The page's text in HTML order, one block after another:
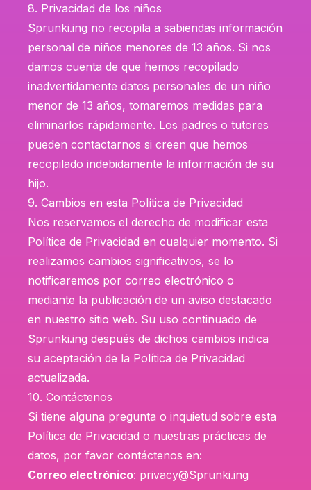
8. Privacidad de los niños
Sprunki.ing no recopila a sabiendas información
personal de niños menores de 13 años. Si nos
damos cuenta de que hemos recopilado
inadvertidamente datos personales de un niño
menor de 13 años, tomaremos medidas para
eliminarlos rápidamente. Los padres o tutores
pueden contactarnos si creen que hemos
recopilado indebidamente la información de su
hijo.
9. Cambios en esta Política de Privacidad
Nos reservamos el derecho de modificar esta
Política de Privacidad en cualquier momento. Si
realizamos cambios significativos, se lo
notificaremos por correo electrónico o
mediante la publicación de un aviso destacado
en nuestro sitio web. Su uso continuado de
Sprunki.ing después de dichos cambios indica
su aceptación de la Política de Privacidad
actualizada.
10. Contáctenos
Si tiene alguna pregunta o inquietud sobre esta
Política de Privacidad o nuestras prácticas de
datos, por favor contáctenos en:
Correo electrónico: privacy@Sprunki.ing